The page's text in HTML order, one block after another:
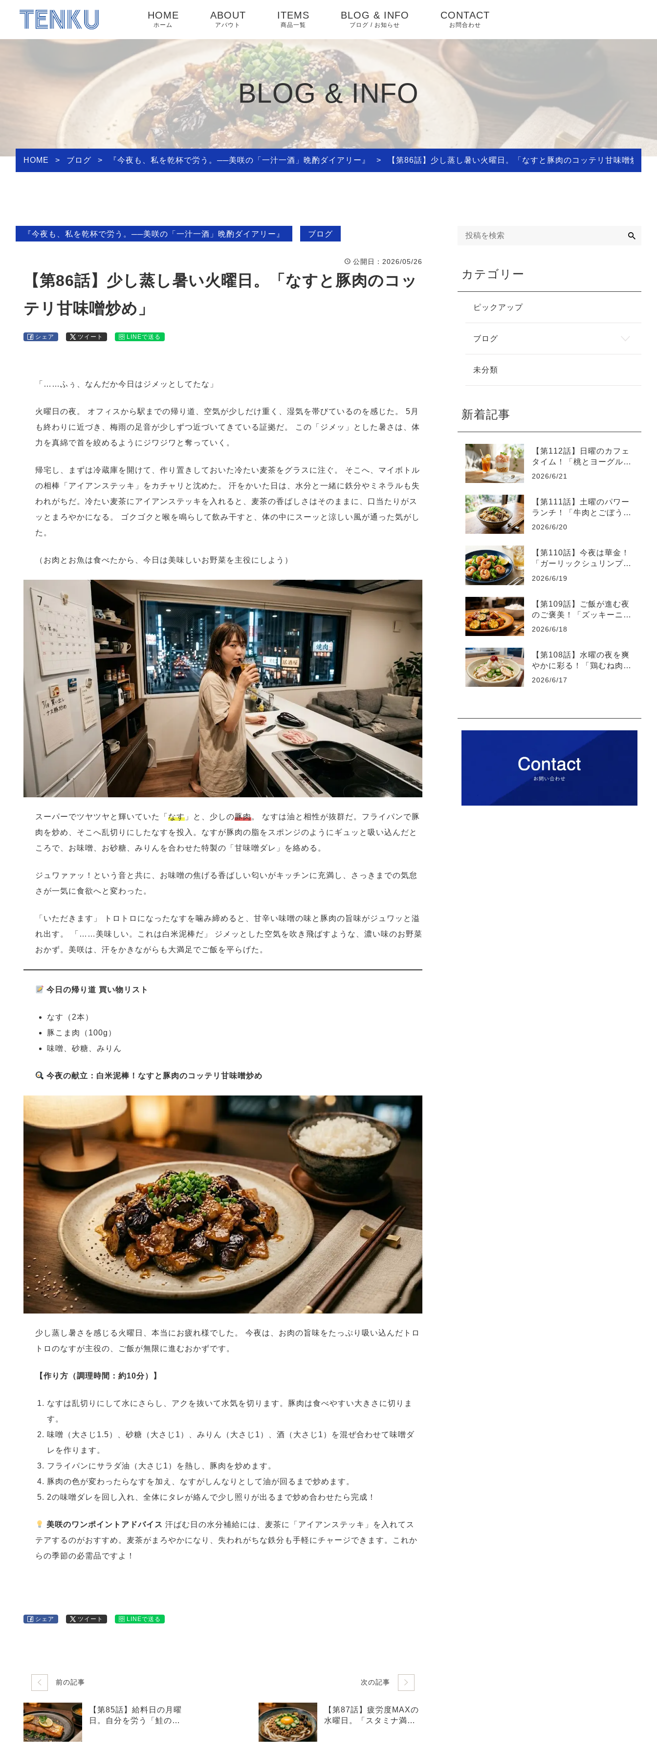
HOME
ホーム
ABOUT
アバウト
ITEMS
商品一覧
BLOG & INFO
ブログ / お知らせ
ブログ
ピックアップ
CONTACT
お問合わせ
BLOG & INFO
HOME > ブログ > 『今夜も、私を乾杯で労う。──美咲の「一汁一酒」晩酌ダイアリー』 > 【第86話】少し蒸し暑い火曜日。「なすと豚肉のコッテリ甘味噌炒め」
『今夜も、私を乾杯で労う。──美咲の「一汁一酒」晩酌ダイアリー』 ブログ
公開日 ：2026/05/26
【第86話】少し蒸し暑い火曜日。「なすと豚肉のコッ
テリ甘味噌炒め」
シェア ツイート LINEで送る
「……ふぅ、なんだか今日はジメッとしてたな」
火曜日の夜。 オフィスから駅までの帰り道、空気が少しだけ重く、湿気を帯びているのを感じた。 5月
も終わりに近づき、梅雨の足音が少しずつ近づいてきている証拠だ。 この「ジメッ」とした暑さは、体
力を真綿で首を絞めるようにジワジワと奪っていく。
帰宅し、まずは冷蔵庫を開けて、作り置きしておいた冷たい麦茶をグラスに注ぐ。 そこへ、マイボトル
の相棒「アイアンステッキ」をカチャリと沈めた。 汗をかいた日は、水分と一緒に鉄分やミネラルも失
われがちだ。冷たい麦茶にアイアンステッキを入れると、麦茶の香ばしさはそのままに、口当たりがス
ッとまろやかになる。 ゴクゴクと喉を鳴らして飲み干すと、体の中にスーッと涼しい風が通った気がし
た。
（お肉とお魚は食べたから、今日は美味しいお野菜を主役にしよう）
スーパーでツヤツヤと輝いていた「 なす 」と、少しの豚肉。 なすは油と相性が抜群だ。フライパンで豚
肉を炒め、そこへ乱切りにしたなすを投入。なすが豚肉の脂をスポンジのようにギュッと吸い込んだと
ころで、お味噌、お砂糖、みりんを合わせた特製の「甘味噌ダレ」を絡める。
ジュワァァッ！という音と共に、お味噌の焦げる香ばしい匂いがキッチンに充満し、さっきまでの気怠
さが一気に食欲へと変わった。
「いただきます」 トロトロになったなすを噛み締めると、甘辛い味噌の味と豚肉の旨味がジュワッと溢
れ出す。 「……美味しい。これは白米泥棒だ」 ジメッとした空気を吹き飛ばすような、濃い味のお野菜
おかず。美咲は、汗をかきながらも大満足でご飯を平らげた。
今日の帰り道 買い物リスト
なす（2本）
豚こま肉（100g）
味噌、砂糖、みりん
今夜の献立：白米泥棒！なすと豚肉のコッテリ甘味噌炒め
少し蒸し暑さを感じる火曜日、本当にお疲れ様でした。 今夜は、お肉の旨味をたっぷり吸い込んだトロ
トロのなすが主役の、ご飯が無限に進むおかずです。
【作り方（調理時間：約10分）】
なすは乱切りにして水にさらし、アクを抜いて水気を切ります。豚肉は食べやすい大きさに切りま
す。
味噌（大さじ1.5）、砂糖（大さじ1）、みりん（大さじ1）、酒（大さじ1）を混ぜ合わせて味噌ダ
レを作ります。
フライパンにサラダ油（大さじ1）を熱し、豚肉を炒めます。
豚肉の色が変わったらなすを加え、なすがしんなりとして油が回るまで炒めます。
2の味噌ダレを回し入れ、全体にタレが絡んで少し照りが出るまで炒め合わせたら完成！
美咲のワンポイントアドバイス 汗ばむ日の水分補給には、麦茶に「アイアンステッキ」を入れてス
テアするのがおすすめ。麦茶がまろやかになり、失われがちな鉄分も手軽にチャージできます。これか
らの季節の必需品ですよ！
シェア ツイート LINEで送る
前の記事
【第85話】給料日の月曜
日。自分を労う「鮭の極
次の記事
【第87話】疲労度MAXの
水曜日。「スタミナ満点
カテゴリー
ピックアップ
ブログ
未分類
新着記事
【第112話】日曜のカフェ
タイム！「桃とヨーグルト
の爽やかグラスデザート」
2026/6/21
【第111話】土曜のパワー
ランチ！「牛肉とごぼうの
スタミナ炊き込みご飯」
2026/6/20
【第110話】今夜は華金！
「ガーリックシュリンプと
ブロッコリーのレモン炒
2026/6/19
【第109話】ご飯が進む夜
のご褒美！「ズッキーニと
厚揚げのピリ辛味噌炒め」
2026/6/18
【第108話】水曜の夜を爽
やかに彩る！「鶏むね肉と
オクラの梅おろしうどん」
2026/6/17